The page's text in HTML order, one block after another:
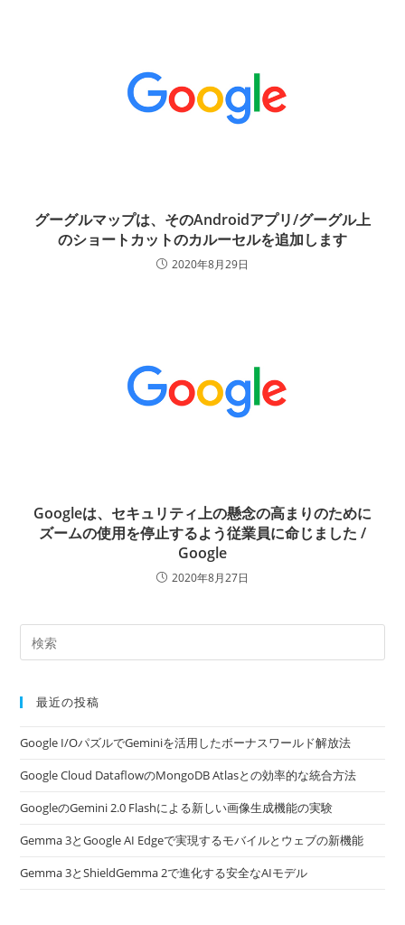
グーグルマップは、そのAndroidアプリ/グーグル上
のショートカットのカルーセルを追加します
2020年8月29日
Googleは、セキュリティ上の懸念の高まりのために
ズームの使用を停止するよう従業員に命じました /
Google
2020年8月27日
最近の投稿
Google I/OパズルでGeminiを活用したボーナスワールド解放法
Google Cloud DataflowのMongoDB Atlasとの効率的な統合方法
GoogleのGemini 2.0 Flashによる新しい画像生成機能の実験
Gemma 3とGoogle AI Edgeで実現するモバイルとウェブの新機能
Gemma 3とShieldGemma 2で進化する安全なAIモデル